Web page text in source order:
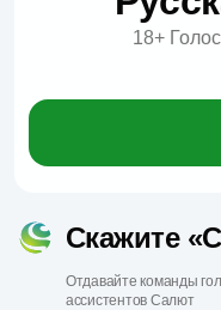
18+
Скажите
Отдавайте команды
ассистентов Салют